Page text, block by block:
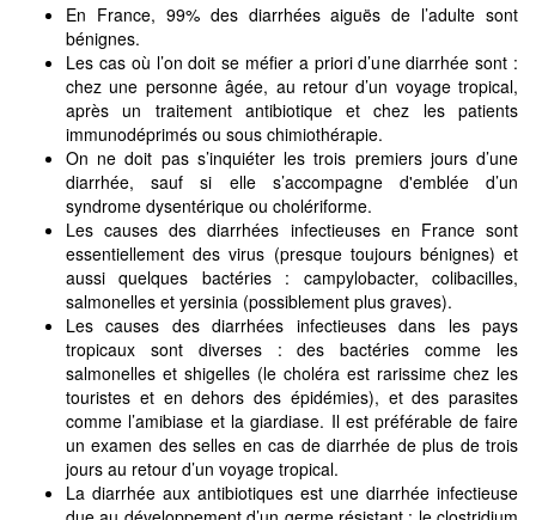
En France, 99% des diarrhées aiguës de l’adulte sont
bénignes.
Les cas où l’on doit se méfier a priori d’une diarrhée sont :
chez une personne âgée, au retour d’un voyage tropical,
après un traitement antibiotique et chez les patients
immunodéprimés ou sous chimiothérapie.
On ne doit pas s’inquiéter les trois premiers jours d’une
diarrhée, sauf si elle s’accompagne d'emblée d’un
syndrome dysentérique ou cholériforme.
Les causes des diarrhées infectieuses en France sont
essentiellement des virus (presque toujours bénignes) et
aussi quelques bactéries : campylobacter, colibacilles,
salmonelles et yersinia (possiblement plus graves).
Les causes des diarrhées infectieuses dans les pays
tropicaux sont diverses : des bactéries comme les
salmonelles et shigelles (le choléra est rarissime chez les
touristes et en dehors des épidémies), et des parasites
comme l’amibiase et la giardiase. Il est préférable de faire
un examen des selles en cas de diarrhée de plus de trois
jours au retour d’un voyage tropical.
La diarrhée aux antibiotiques est une diarrhée infectieuse